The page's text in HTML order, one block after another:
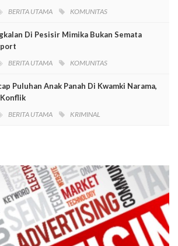
BERITA UTAMA KOMUNITAS
Di Pesisir Mimika Bukan Semata
BERITA UTAMA KOMUNITAS
Puluhan Anak Panah Di Kwamki Narama,
BERITA UTAMA KRIMINAL